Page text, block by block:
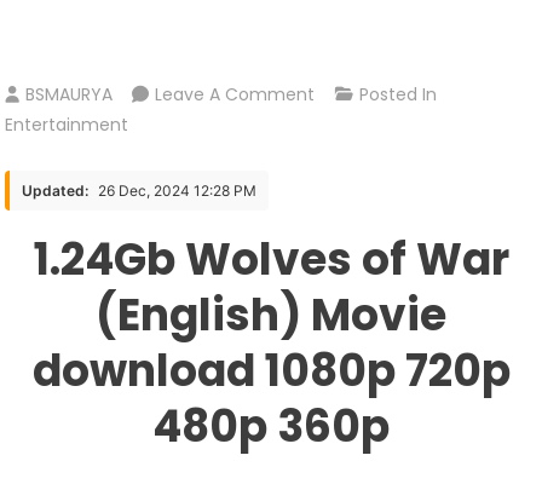
BSMAURYA Leave A Comment On
(English)
Movie
Download
1080p
720p
360p
Posted In
Entertainment
Updated: 26 Dec, 2024 12:28 PM
1.24Gb Wolves of War
(English) Movie
download 1080p 720p
480p 360p